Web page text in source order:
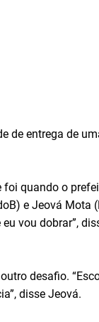
de entrega de
quando o
e Jeová Mota
vou dobrar”,
desafio.
disse Jeová.